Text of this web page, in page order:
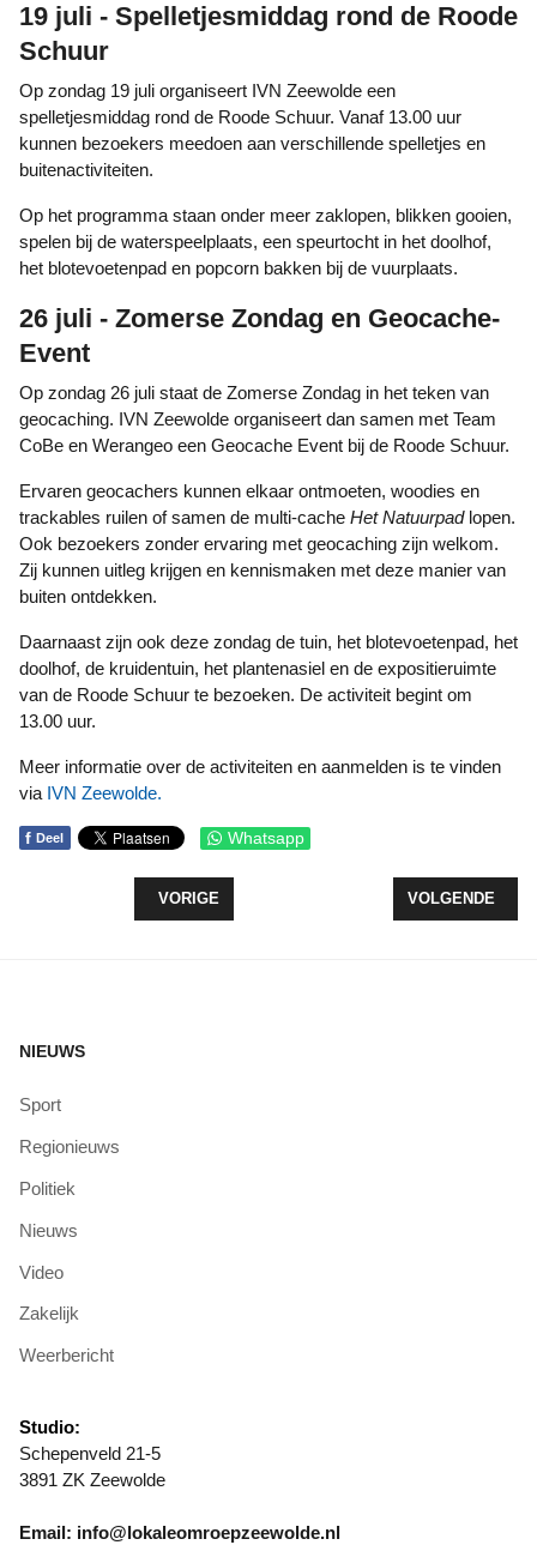
19 juli - Spelletjesmiddag rond de Roode
Schuur
Op zondag 19 juli organiseert IVN Zeewolde een
spelletjesmiddag rond de Roode Schuur. Vanaf 13.00 uur
kunnen bezoekers meedoen aan verschillende spelletjes en
buitenactiviteiten.
Op het programma staan onder meer zaklopen, blikken gooien,
spelen bij de waterspeelplaats, een speurtocht in het doolhof,
het blotevoetenpad en popcorn bakken bij de vuurplaats.
26 juli - Zomerse Zondag en Geocache-
Event
Op zondag 26 juli staat de Zomerse Zondag in het teken van
geocaching. IVN Zeewolde organiseert dan samen met Team
CoBe en Werangeo een Geocache Event bij de Roode Schuur.
Ervaren geocachers kunnen elkaar ontmoeten, woodies en
trackables ruilen of samen de multi-cache Het Natuurpadlopen.
Ook bezoekers zonder ervaring met geocaching zijn welkom.
Zij kunnen uitleg krijgen en kennismaken met deze manier van
buiten ontdekken.
Daarnaast zijn ook deze zondag de tuin, het blotevoetenpad, het
doolhof, de kruidentuin, het plantenasiel en de expositieruimte
van de Roode Schuur te bezoeken. De activiteit begint om
13.00 uur.
Meer informatie over de activiteiten en aanmelden is te vinden
via IVN Zeewolde.
f Deel Whatsapp
VORIG ARTIKEL: OPEN HUIS BIJ VPTZ
VORIGE VOLGENDE
VOLGENDE
NIEUWS
Sport
Regionieuws
Politiek
Nieuws
Video
Zakelijk
Weerbericht
Studio:
Schepenveld 21-5
3891 ZK Zeewolde
Email: info@lokaleomroepzeewolde.nl